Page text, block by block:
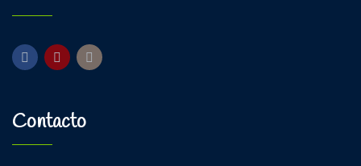
Contacto